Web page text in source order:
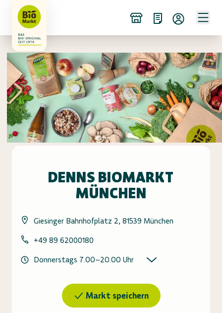
DENNS BIOMARKT
MÜNCHEN
Giesinger Bahnhofplatz 2, 81539 München
+49 89 62000180
Donnerstags 7.00–20.00 Uhr
Markt speichern